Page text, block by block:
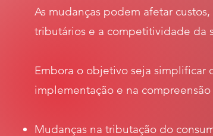
As mudanças podem afetar
tributários e a competitividade da
Embora o objetivo seja simplificar
implementação e na
Mudanças na tributação do